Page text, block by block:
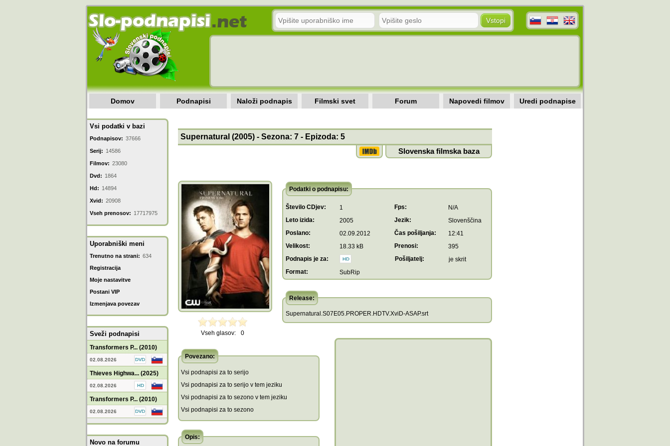
Domov Podnapisi Naloži podnapis Filmski svet Forum Napovedi filmov Uredi podnapise
Vsi podatki v bazi
Podnapisov: 37666
Serij: 14586
Filmov: 23080
Dvd: 1864
Hd: 14894
Xvid: 20908
Vseh prenosov: 17717975
Uporabniški meni
Trenutno na strani: 634
Registracija
Moje nastavitve
Postani VIP
Izmenjava povezav
Sveži podnapisi
Transformers P... (2010)
02.08.2026
Thieves Highwa... (2025)
02.08.2026
Transformers P... (2010)
02.08.2026
Novo na forumu
Supernatural (2005) - Sezona: 7 - Epizoda: 5
Slovenska filmska baza
Vseh glasov: 0
Podatki o podnapisu:
Število CDjev: 1 Fps:
N/A
Leto izida:
2005 Jezik:
Slovenščina
Poslano:
02.09.2012 Čas pošiljanja:
12:41
Velikost:
18.33 kB Prenosi:
395
Podnapis je za:
Pošiljatelj:
je skrit
Format:
SubRip
Release:
Supernatural.S07E05.PROPER.HDTV.XviD-ASAP.srt
Povezano:
Vsi podnapisi za to serijo
Vsi podnapisi za to serijo v tem jeziku
Vsi podnapisi za to sezono v tem jeziku
Vsi podnapisi za to sezono
Opis: